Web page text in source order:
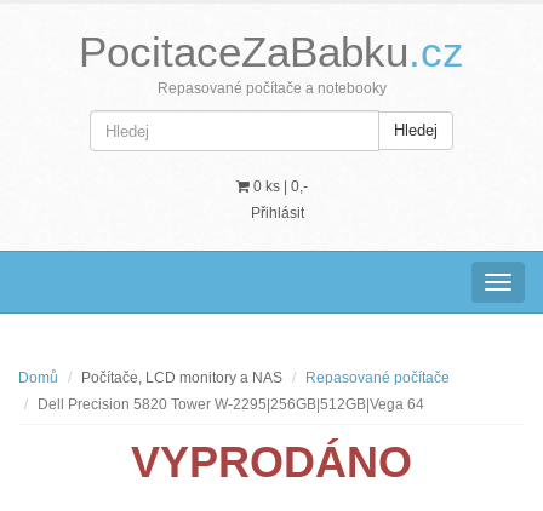
PocitaceZaBabku.cz
Repasované počítače a notebooky
Hledej
0 ks | 0,-
Přihlásit
Domů Počítače, LCD monitory a NAS
Repasované počítače
Dell Precision 5820 Tower W-2295|256GB|512GB|Vega 64
VYPRODÁNO